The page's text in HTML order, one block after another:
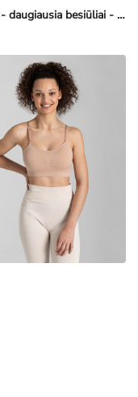
Biustjė - daugiausia besiūliai - juoda